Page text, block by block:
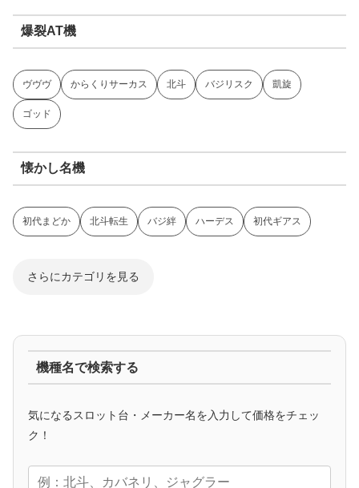
爆裂AT機
ヴヴヴ からくりサーカス 北斗 バジリスク 凱旋
ゴッド
懐かし名機
初代まどか 北斗転生 バジ絆 ハーデス 初代ギアス
さらにカテゴリを見る
マイジャグ ファンキー アイム ゴージャグ ハッピー
アニメタイアップ
機種名で検索する
気になるスロット台・メーカー名を入力して価格をチェッ
ク！